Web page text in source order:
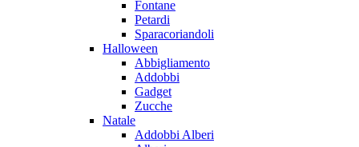
Fontane
Petardi
Sparacoriandoli
Halloween
Abbigliamento
Addobbi
Gadget
Zucche
Natale
Addobbi Alberi